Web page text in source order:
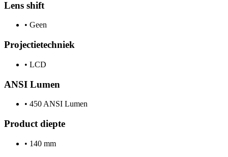
Lens shift
• Geen
Projectietechniek
• LCD
ANSI Lumen
• 450 ANSI Lumen
Product diepte
• 140 mm